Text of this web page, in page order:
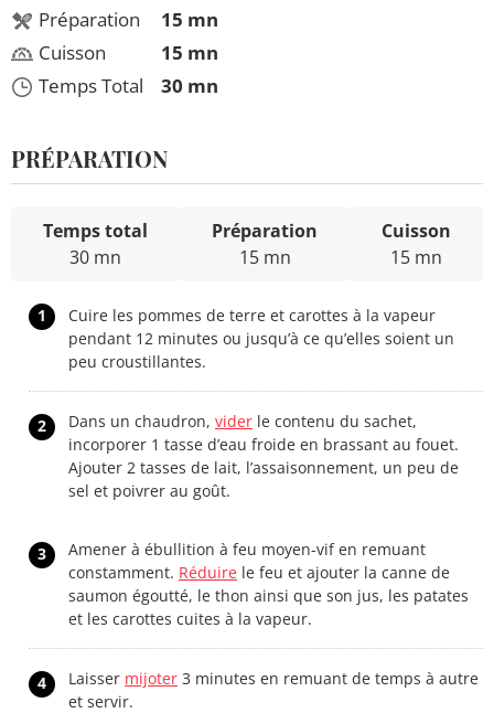
Préparation
Cuisson
Temps Total
15 mn
15 mn
30 mn
PRÉPARATION
Temps total
30 mn
Préparation
15 mn
Cuisson
15 mn
1
Cuire les pommes de terre et carottes à la vapeur
pendant 12 minutes ou jusqu’à ce qu’elles soient un
peu croustillantes.
2 Dans un chaudron, vider le contenu du sachet,
incorporer 1 tasse d’eau froide en brassant au fouet.
Ajouter 2 tasses de lait, l’assaisonnement, un peu de
sel et poivrer au goût.
3
Amener à ébullition à feu moyen-vif en remuant
constamment. Réduire le feu et ajouter la canne de
saumon égoutté, le thon ainsi que son jus, les patates
et les carottes cuites à la vapeur.
4 Laisser mijoter 3 minutes en remuant de temps à autre
et servir.